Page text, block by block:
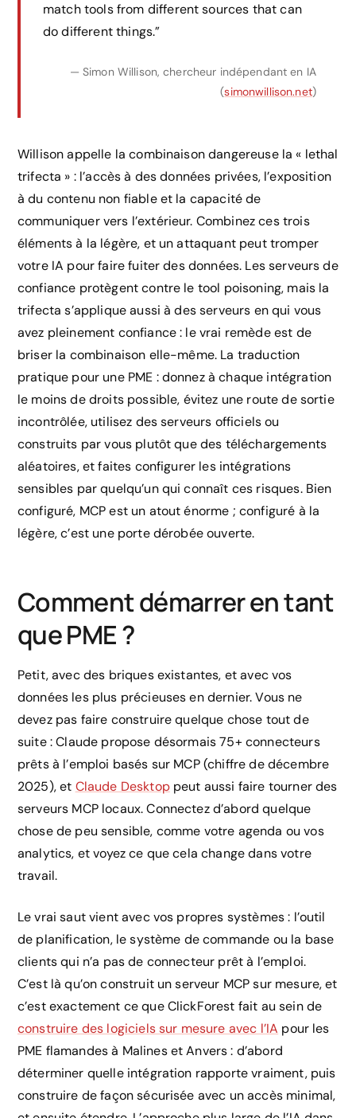
match tools from different sources that can
do different things.”
— Simon Willison, chercheur indépendant en IA
(simonwillison.net)
Willison appelle la combinaison dangereuse la « lethal
trifecta » : l’accès à des données privées, l’exposition
à du contenu non fiable et la capacité de
communiquer vers l’extérieur. Combinez ces trois
éléments à la légère, et un attaquant peut tromper
votre IA pour faire fuiter des données. Les serveurs de
confiance protègent contre le tool poisoning, mais la
trifecta s’applique aussi à des serveurs en qui vous
avez pleinement confiance : le vrai remède est de
briser la combinaison elle-même. La traduction
pratique pour une PME : donnez à chaque intégration
le moins de droits possible, évitez une route de sortie
incontrôlée, utilisez des serveurs officiels ou
construits par vous plutôt que des téléchargements
aléatoires, et faites configurer les intégrations
sensibles par quelqu’un qui connaît ces risques. Bien
configuré, MCP est un atout énorme ; configuré à la
légère, c’est une porte dérobée ouverte.
Comment démarrer en tant
que PME ?
Petit, avec des briques existantes, et avec vos
données les plus précieuses en dernier. Vous ne
devez pas faire construire quelque chose tout de
suite : Claude propose désormais 75+ connecteurs
prêts à l’emploi basés sur MCP (chiffre de décembre
2025), et Claude Desktoppeut aussi faire tourner des
serveurs MCP locaux. Connectez d’abord quelque
chose de peu sensible, comme votre agenda ou vos
analytics, et voyez ce que cela change dans votre
travail.
Le vrai saut vient avec vos propres systèmes : l’outil
de planification, le système de commande ou la base
clients qui n’a pas de connecteur prêt à l’emploi.
C’est là qu’on construit un serveur MCP sur mesure, et
c’est exactement ce que ClickForest fait au sein de
construire des logiciels sur mesure avec l’IA pour les
PME flamandes à Malines et Anvers : d’abord
déterminer quelle intégration rapporte vraiment, puis
construire de façon sécurisée avec un accès minimal,